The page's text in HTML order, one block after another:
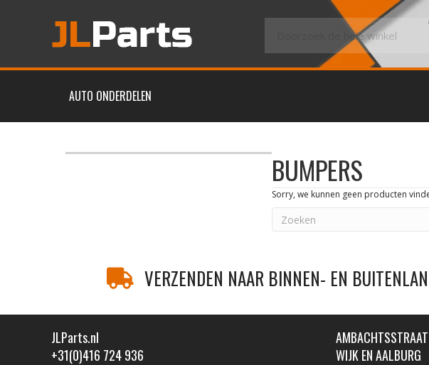
AUTO ONDERDELEN
BUMPERS
Sorry, we kunnen geen producten
VERZENDEN NAAR BINNEN- EN
JLParts.nl
+31(0)416 724 936
WIJK EN AALBURG